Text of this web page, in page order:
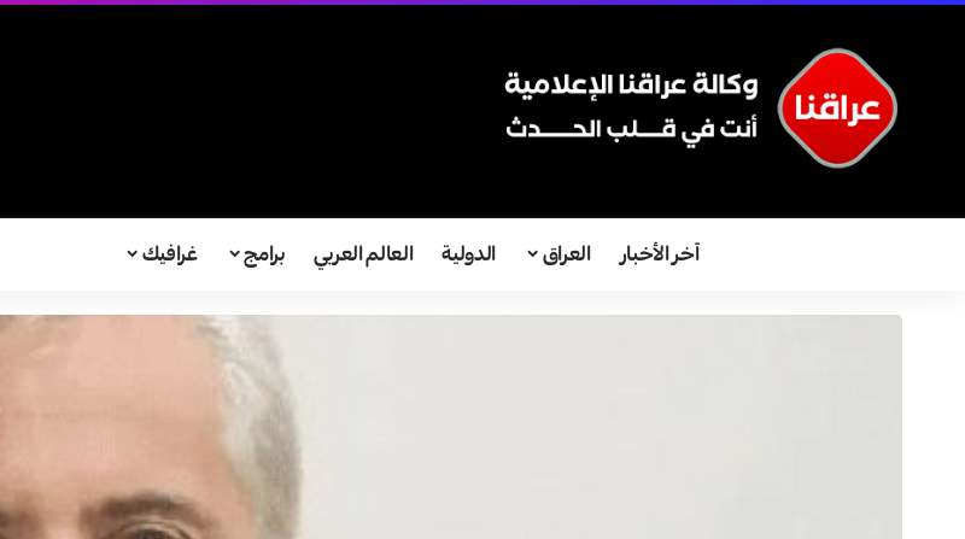
آخر الأخبار العراق الدولية العالم العربي برامج غرافيك